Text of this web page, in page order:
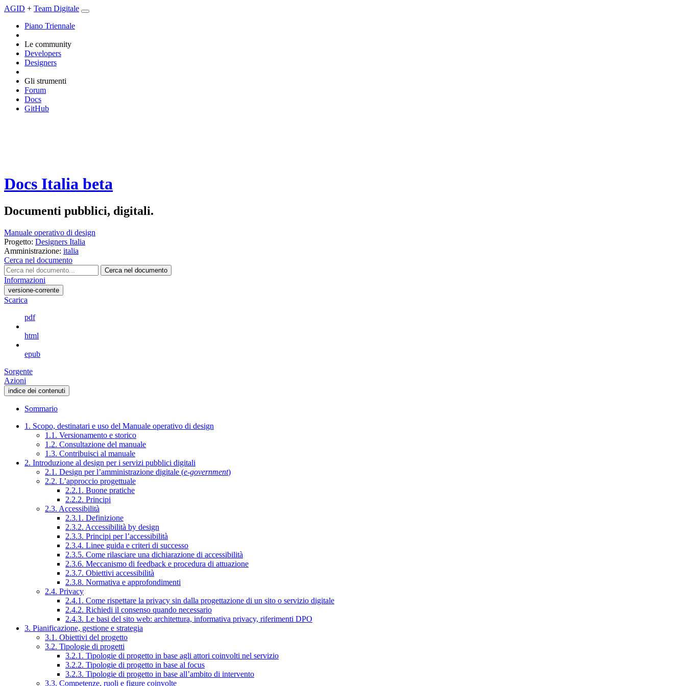
AGID + Team Digitale
Piano Triennale
Le community
Developers
Designers
Gli strumenti
Forum
Docs
GitHub
Docs Italia beta
Documenti pubblici, digitali.
Manuale operativo di design
Progetto: Designers Italia
Amministrazione: italia
Cerca nel documento
Cerca nel documento
Informazioni
versione-corrente
Scarica
pdf
html
epub
Sorgente
Azioni
indice dei contenuti
Sommario
1. Scopo, destinatari e uso del Manuale operativo di design
1.1. Versionamento e storico
1.2. Consultazione del manuale
1.3. Contribuisci al manuale
2. Introduzione al design per i servizi pubblici digitali
2.1. Design per l’amministrazione digitale (e-government)
2.2. L’approccio progettuale
2.2.1. Buone pratiche
2.2.2. Principi
2.3. Accessibilità
2.3.1. Definizione
2.3.2. Accessibilità by design
2.3.3. Principi per l’accessibilità
2.3.4. Linee guida e criteri di successo
2.3.5. Come rilasciare una dichiarazione di accessibilità
2.3.6. Meccanismo di feedback e procedura di attuazione
2.3.7. Obiettivi accessibilità
2.3.8. Normativa e approfondimenti
2.4. Privacy
2.4.1. Come rispettare la privacy sin dalla progettazione di un sito o servizio digitale
2.4.2. Richiedi il consenso quando necessario
2.4.3. Le basi del sito web: architettura, informativa privacy, riferimenti DPO
3. Pianificazione, gestione e strategia
3.1. Obiettivi del progetto
3.2. Tipologie di progetti
3.2.1. Tipologie di progetto in base agli attori coinvolti nel servizio
3.2.2. Tipologie di progetto in base al focus
3.2.3. Tipologie di progetto in base all’ambito di intervento
3.3. Competenze, ruoli e figure coinvolte